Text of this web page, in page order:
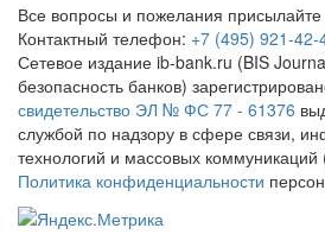
Все вопросы и пожелания присылайте
Контактный телефон: +7 (495) 921-42-
Сетевое издание ib-bank.ru (BIS
безопасность банков)
свидетельство ЭЛ № ФС 77 - 61376
службой по надзору в сфере связи,
технологий и массовых коммуникаций
Политика конфиденциальности